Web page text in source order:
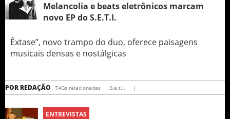
Melancolia e beats eletrônicos marcam
novo EP do S.E.T.I.
Êxtase”, novo trampo do duo, oferece paisagens
musicais densas e nostálgicas
POR REDAÇÃO TAGs relacionadas S.e.t.i. |
ENTREVISTAS